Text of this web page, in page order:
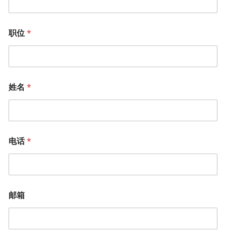
职位*
姓名 *
电话*
邮箱